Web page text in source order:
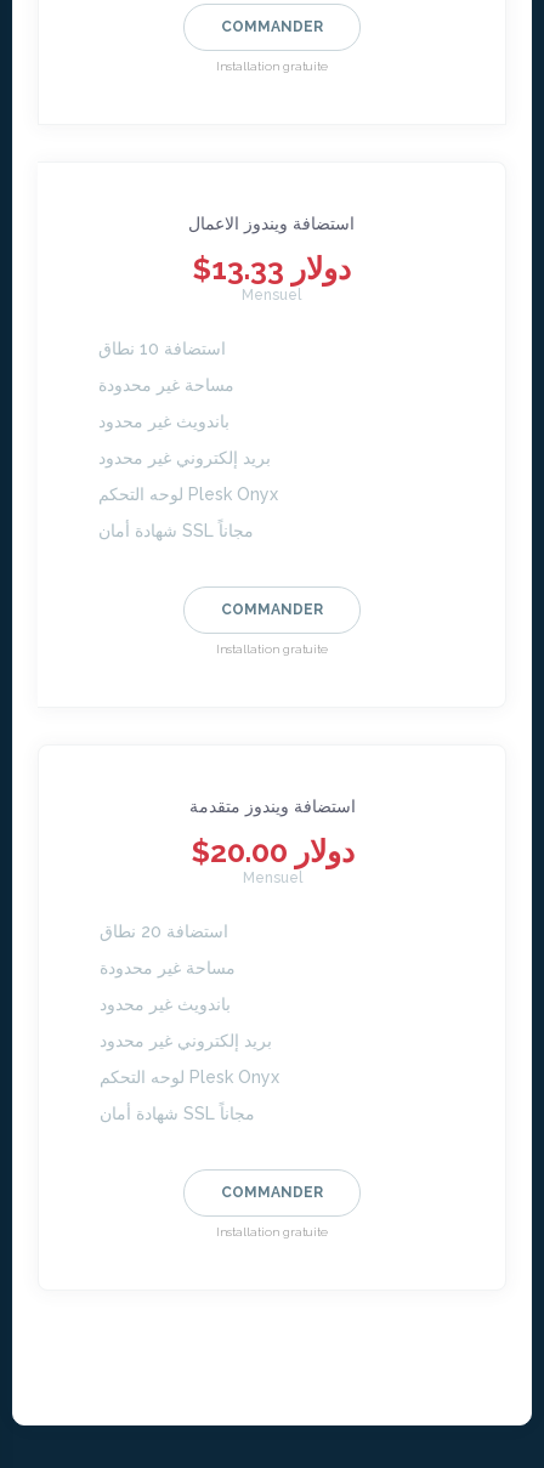
COMMANDER
Installation gratuite
استضافة ويندوز الاعمال
$13.33 دولار
Mensuel
استضافة 10 نطاق
مساحة غير محدودة
باندويث غير محدود
بريد إلكتروني غير محدود
لوحه التحكم Plesk Onyx
شهادة أمان SSL مجاناً
COMMANDER
Installation gratuite
استضافة ويندوز متقدمة
$20.00 دولار
Mensuel
استضافة 20 نطاق
مساحة غير محدودة
باندويث غير محدود
بريد إلكتروني غير محدود
لوحه التحكم Plesk Onyx
شهادة أمان SSL مجاناً
COMMANDER
Installation gratuite